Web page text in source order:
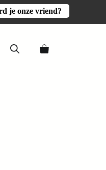
je onze vriend?